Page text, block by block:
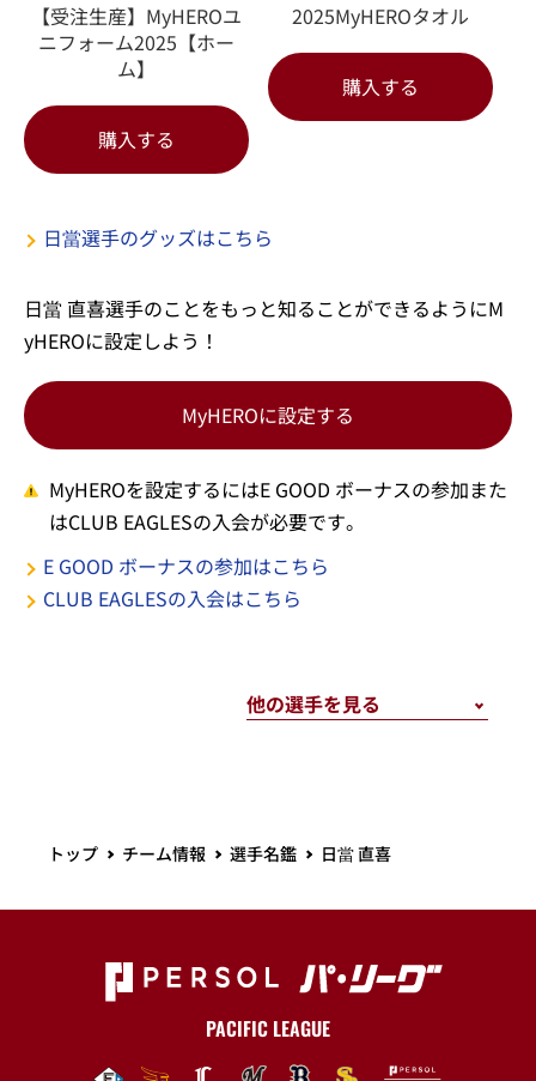
【受注生産】MyHEROユ
ニフォーム2025【ホー
ム】
購入する
2025MyHEROタオル
購入する
日當選手のグッズはこちら
日當 直喜選手のことをもっと知ることができるようにM
yHEROに設定しよう！
MyHEROに設定する
MyHEROを設定するにはE GOOD ボーナスの参加また
はCLUB EAGLESの入会が必要です。
E GOOD ボーナスの参加はこちら
CLUB EAGLESの入会はこちら
トップ チーム情報 選手名鑑 日當 直喜
PACIFIC LEAGUE